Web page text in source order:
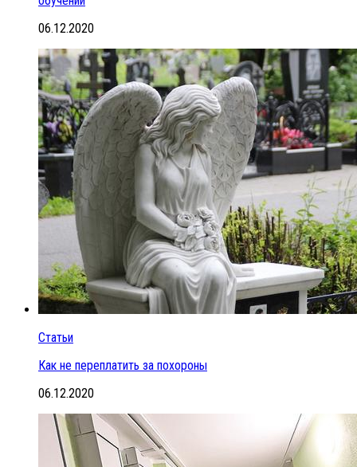
06.12.2020
Статьи
Как не переплатить за похороны
06.12.2020